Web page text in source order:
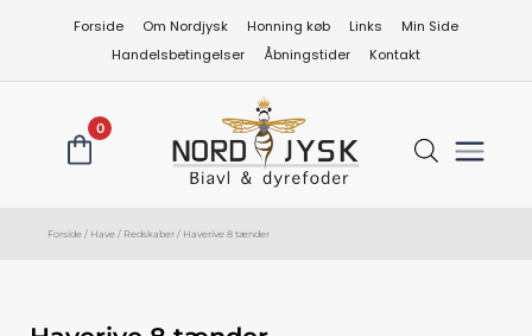
Forside Om Nordjysk Honning køb Links
Min Side
Handelsbetingelser
Åbningstider Kontakt
0
Forside / Have / Redskaber / Haverive 8 tænder